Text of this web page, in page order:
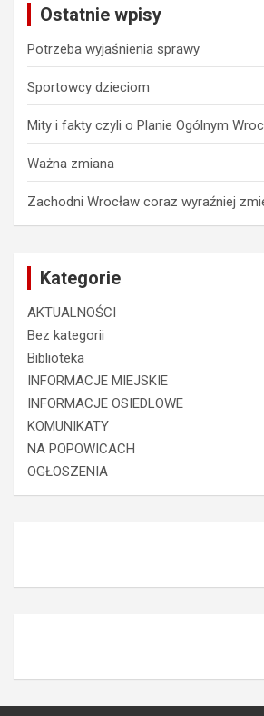
Ostatnie wpisy
Potrzeba wyjaśnienia sprawy
Sportowcy dzieciom
Mity i fakty czyli o Planie Ogólnym
Ważna zmiana
Zachodni Wrocław coraz wyraźniej
Kategorie
AKTUALNOŚCI
Bez kategorii
Biblioteka
INFORMACJE MIEJSKIE
INFORMACJE OSIEDLOWE
KOMUNIKATY
NA POPOWICACH
OGŁOSZENIA